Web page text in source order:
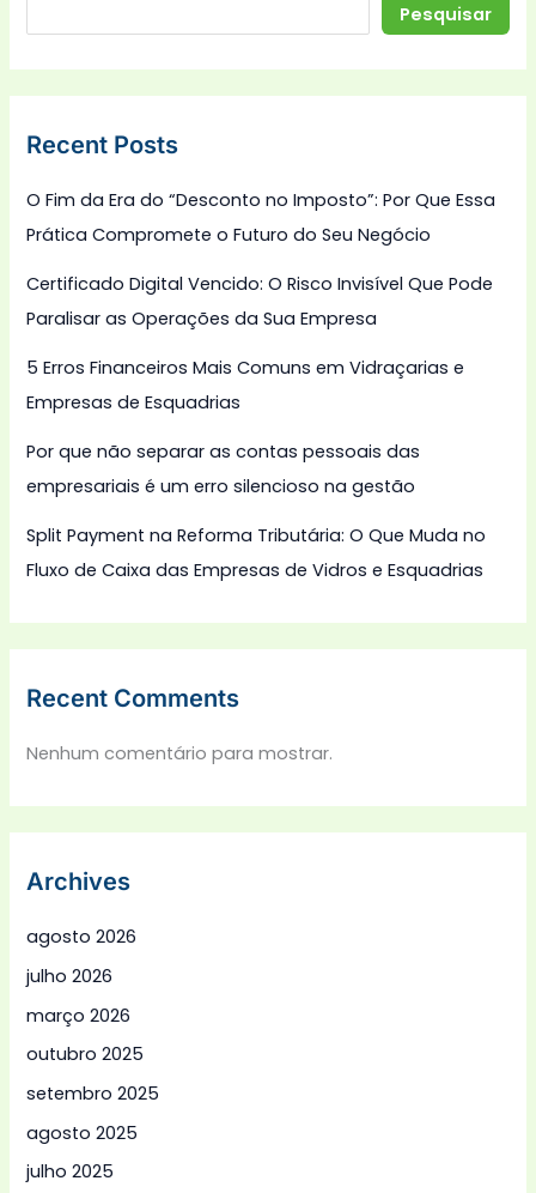
Pesquisar
Recent Posts
O Fim da Era do “Desconto no Imposto”: Por Que Essa
Prática Compromete o Futuro do Seu Negócio
Certificado Digital Vencido: O Risco Invisível Que Pode
Paralisar as Operações da Sua Empresa
5 Erros Financeiros Mais Comuns em Vidraçarias e
Empresas de Esquadrias
Por que não separar as contas pessoais das
empresariais é um erro silencioso na gestão
Split Payment na Reforma Tributária: O Que Muda no
Fluxo de Caixa das Empresas de Vidros e Esquadrias
Recent Comments
Nenhum comentário para mostrar.
Archives
agosto 2026
julho 2026
março 2026
outubro 2025
setembro 2025
agosto 2025
julho 2025